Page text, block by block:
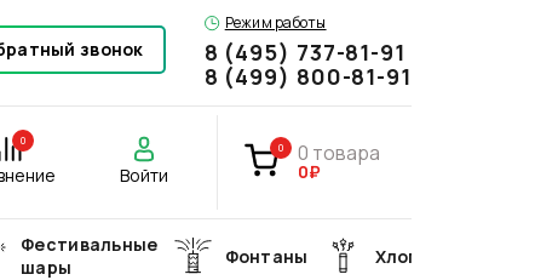
звонок
Режим работы
8 (495) 737-81-91
8 (499) 800-81-91
0
Войти
0 0 товара
0₽
Фестивальные
шары
Фонтаны Хлопушки